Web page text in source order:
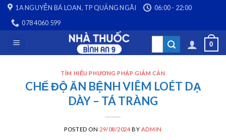
Skip
content
1A NGUYỄN BÁ LOAN, TP QUẢNG NGÃI
06:00 - 22:00
078 4060 599
Search
0
TÌM HIỂU PHƯƠNG PHÁP GIẢM CÂN
CHẾ ĐỘ ĂN BỆNH VIÊM LOÉT DẠ
DÀY – TÁ TRÀNG
POSTED ON 29/08/2024 BY ADMIN